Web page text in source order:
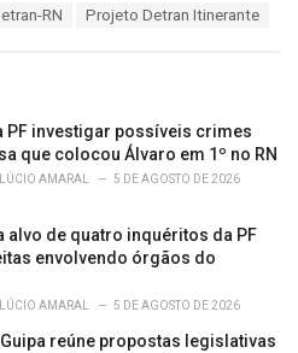
RN Projeto Detran Itinerante
PF investigar possíveis crimes
que colocou Álvaro em 1º no RN
LÚCIO AMARAL 5 DE AGOSTO DE 2026
alvo de quatro inquéritos da PF
envolvendo órgãos do
LÚCIO AMARAL 5 DE AGOSTO DE 2026
reúne propostas legislativas